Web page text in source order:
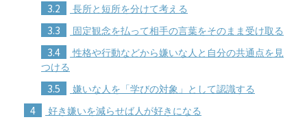
3.2 長所と短所を分けて考える
3.3 固定観念を払って相手の言葉をそのまま受け取る
3.4
性格や行動などから嫌いな人と自分の共通点を見
つける
3.5 嫌いな人を「学びの対象」として認識する
4 好き嫌いを減らせば人が好きになる